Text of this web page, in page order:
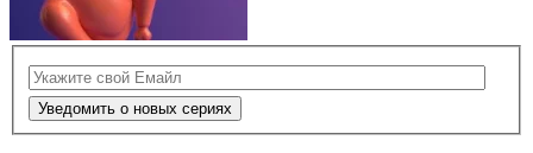
Уведомить о новых сериях